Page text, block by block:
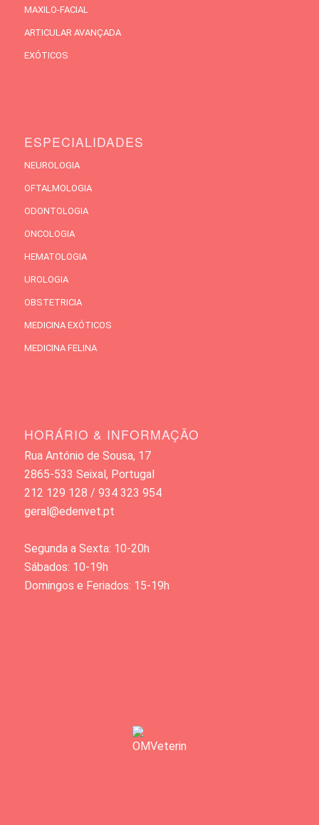
MAXILO-FACIAL
ARTICULAR AVANÇADA
EXÓTICOS
ESPECIALIDADES
NEUROLOGIA
OFTALMOLOGIA
ODONTOLOGIA
ONCOLOGIA
HEMATOLOGIA
UROLOGIA
OBSTETRICIA
MEDICINA EXÓTICOS
MEDICINA FELINA
HORÁRIO & INFORMAÇÃO
Rua António de Sousa, 17
2865-533 Seixal, Portugal
212 129 128 / 934 323 954
geral@edenvet.pt
Segunda a Sexta: 10-20h
Sábados: 10-19h
Domingos e Feriados: 15-19h